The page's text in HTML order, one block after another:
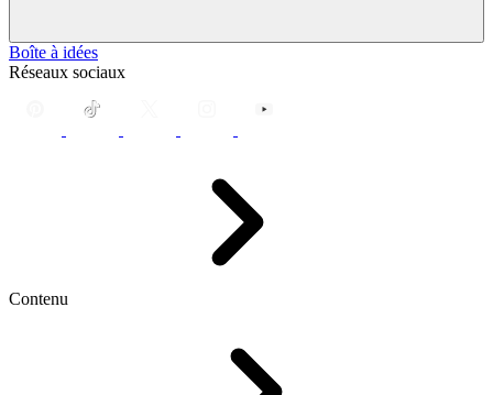
Boîte à idées
Réseaux sociaux
Contenu